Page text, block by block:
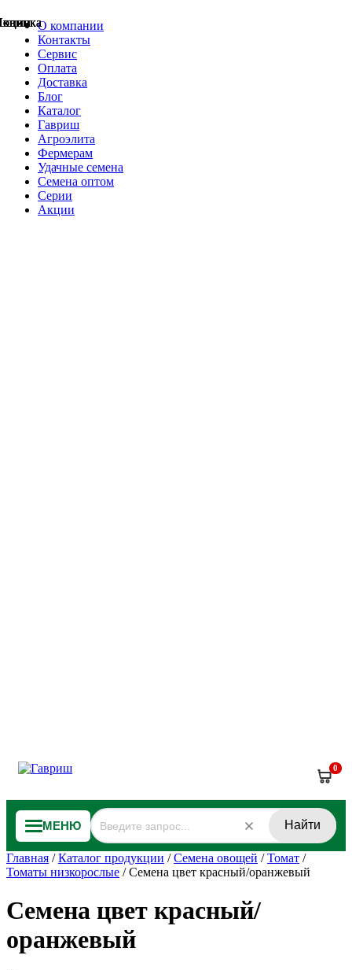
О компании
Контакты
Сервис
Оплата
Доставка
Блог
Каталог
Гавриш
Агроэлита
Фермерам
Удачные семена
Семена оптом
Серии
Акции
0
МЕНЮ Найти
Главная /Каталог продукции /Семена овощей /Томат /
Томаты низкорослые /Семена цвет красный/оранжевый
Семена цвет красный/
оранжевый